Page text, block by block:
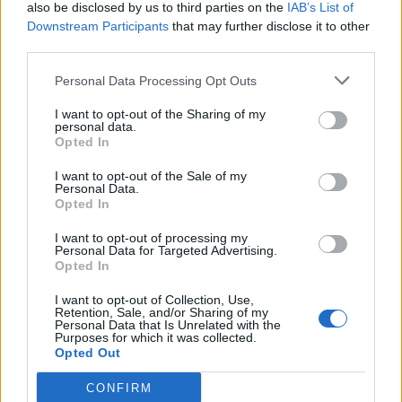
also be disclosed by us to third parties on the IAB’s List of
Downstream Participants that may further disclose it to other
Personal Data Processing Opt Outs
I want to opt-out of the Sharing of my
personal data.
Opted In
I want to opt-out of the Sale of my
Personal Data.
Opted In
I want to opt-out of processing my
Personal Data for Targeted Advertising.
Opted In
I want to opt-out of Collection, Use,
Retention, Sale, and/or Sharing of my
Personal Data that Is Unrelated with the
Purposes for which it was collected.
Opted Out
CONFIRM